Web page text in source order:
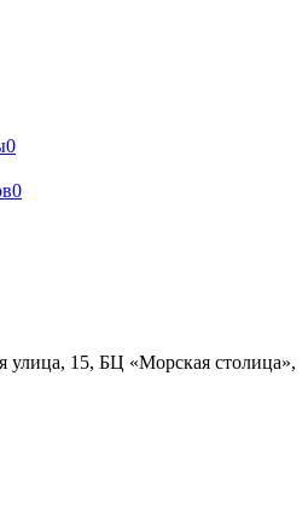
0
0
улица, 15, БЦ «Морская столица»,